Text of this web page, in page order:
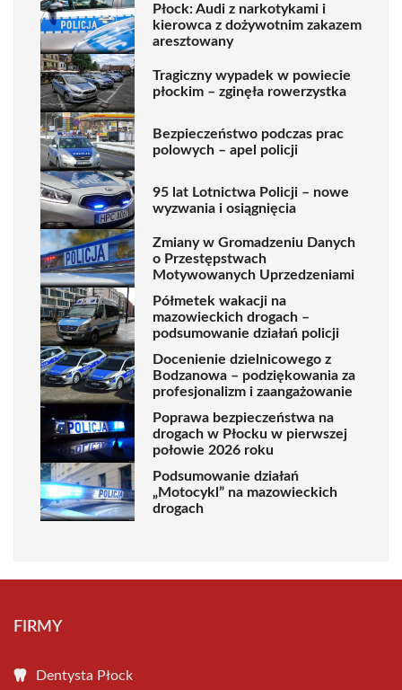
Płock: Audi z narkotykami i
kierowca z dożywotnim zakazem
aresztowany
Tragiczny wypadek w powiecie
płockim – zginęła rowerzystka
Bezpieczeństwo podczas prac
polowych – apel policji
95 lat Lotnictwa Policji – nowe
wyzwania i osiągnięcia
Zmiany w Gromadzeniu Danych
o Przestępstwach
Motywowanych Uprzedzeniami
Półmetek wakacji na
mazowieckich drogach –
podsumowanie działań policji
Docenienie dzielnicowego z
Bodzanowa – podziękowania za
profesjonalizm i zaangażowanie
Poprawa bezpieczeństwa na
drogach w Płocku w pierwszej
połowie 2026 roku
Podsumowanie działań
„Motocykl” na mazowieckich
drogach
FIRMY
Dentysta Płock